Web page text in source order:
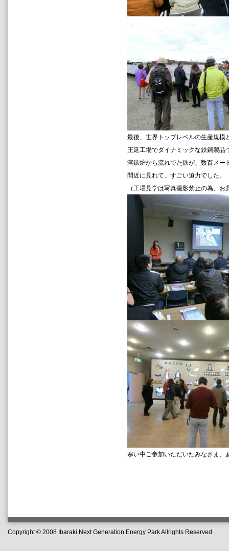
最後、世界トップレベルの生産規模
圧延工場でダイナミックな鉄鋼製品
溶鉱炉から流れでた鉄が、数百メー
間近に見れて、すごい迫力でした。
（工場見学は写真撮影禁止の為、
寒い中ご参加いただいたみなさま、
Copyright © 2008 Ibaraki Next Generation Energy Park Allrights Reserved.